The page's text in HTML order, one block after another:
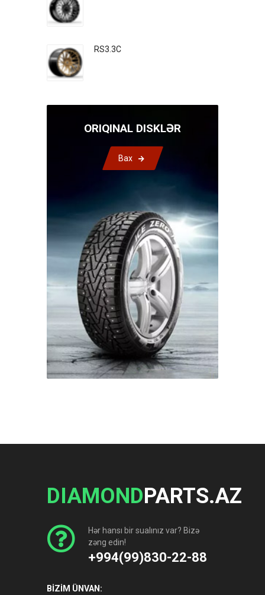
RS3.3C
ORIQINAL DISKLƏR
Bax
DIAMONDPARTS.AZ
Hər hansı bir sualınız var? Bizə
zəng edin!
+994(99)830-22-88
BİZİM ÜNVAN: